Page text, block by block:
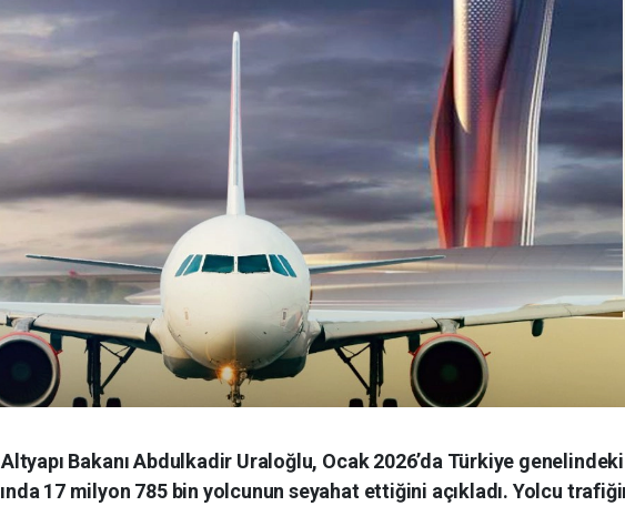
Bakanı Abdulkadir Uraloğlu, Ocak 2026’da Türkiye genelindeki
17 milyon 785 bin yolcunun seyahat ettiğini açıkladı. Yolcu